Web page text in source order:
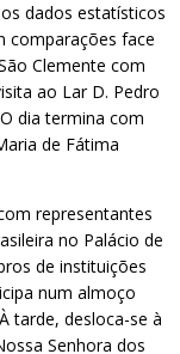
dados estatísticos
comparações face
Clemente com
ao Lar D. Pedro
dia termina com
de Fátima
representantes
no Palácio de
de instituições
num almoço
tarde, desloca-se à
Senhora dos